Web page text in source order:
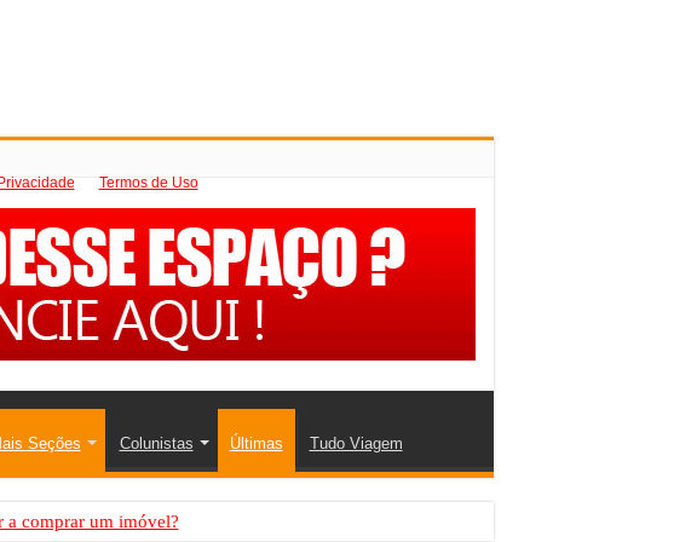
Termos de Uso
Seções Colunistas Últimas Tudo Viagem
a comprar um imóvel?